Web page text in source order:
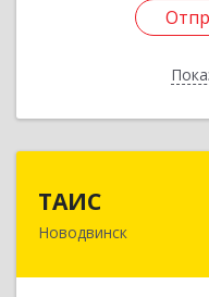
ТАИС
Новодвинск
164902,